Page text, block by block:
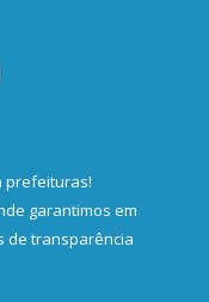
prefeituras!
garantimos em
de transparência